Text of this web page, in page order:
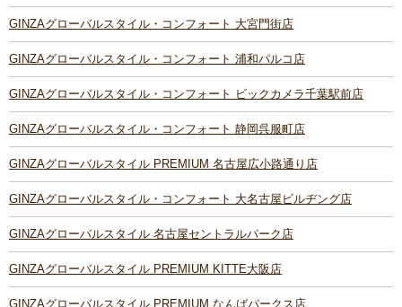
GINZAグローバルスタイル・コンフォート 大宮門街店
GINZAグローバルスタイル・コンフォート 浦和パルコ店
GINZAグローバルスタイル・コンフォート ビックカメラ千葉駅前店
GINZAグローバルスタイル・コンフォート 静岡呉服町店
GINZAグローバルスタイル PREMIUM 名古屋広小路通り店
GINZAグローバルスタイル・コンフォート 大名古屋ビルヂング店
GINZAグローバルスタイル 名古屋セントラルパーク店
GINZAグローバルスタイル PREMIUM KITTE大阪店
GINZAグローバルスタイル PREMIUM なんばパークス店